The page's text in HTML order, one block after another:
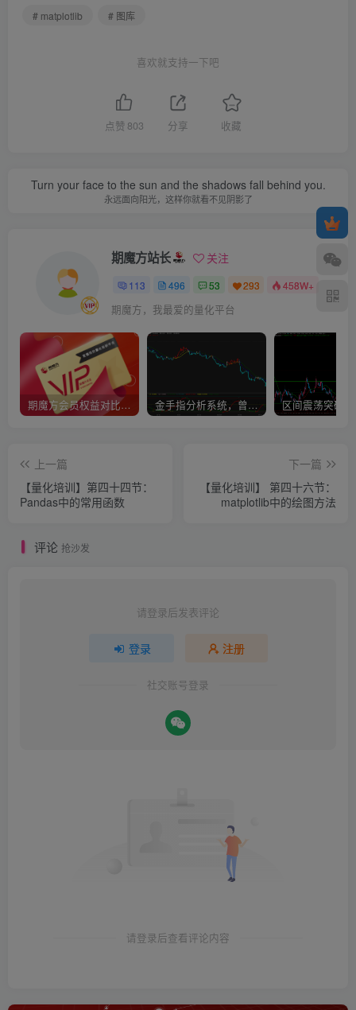
# matplotlib
# 图库
喜欢就支持一下吧
点赞 803 分享 收藏
Turn your face to the sun and the shadows fall behind you.
永远面向阳光，这样你就看不见阴影了
期魔方站长 关注
113 496 53 293 458W+
期魔方，我最爱的量化平台
期魔方会员权益对比，总有一项适合您！ 金手指分析系统，曾经市场价39800
上一篇
【量化培训】第四十四节：
Pandas中的常用函数
下一篇
【量化培训】 第四十六节：
matplotlib中的绘图方法
评论 抢沙发
请登录后发表评论
登录 注册
社交账号登录
请登录后查看评论内容